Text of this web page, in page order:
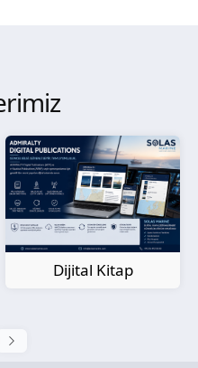
Kağıt Harita